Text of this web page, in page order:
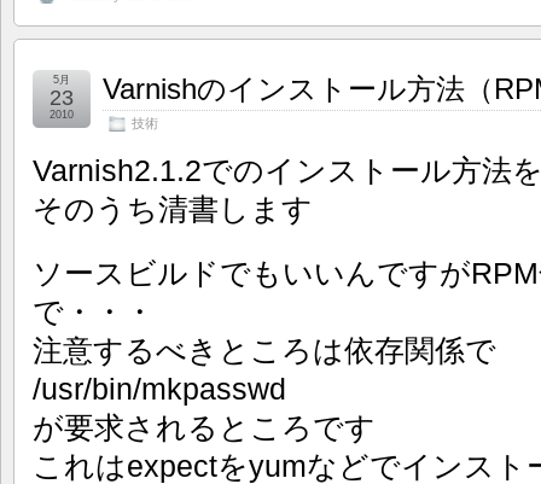
Varnishのインストール方法（
技術
5月
23
2010
Varnish2.1.2でのインストール方法
そのうち清書します
ソースビルドでもいいんですが
で・・・
注意するべきところは依存関係で
/usr/bin/mkpasswd
が要求されるところです
これはexpectをyumなどでインス